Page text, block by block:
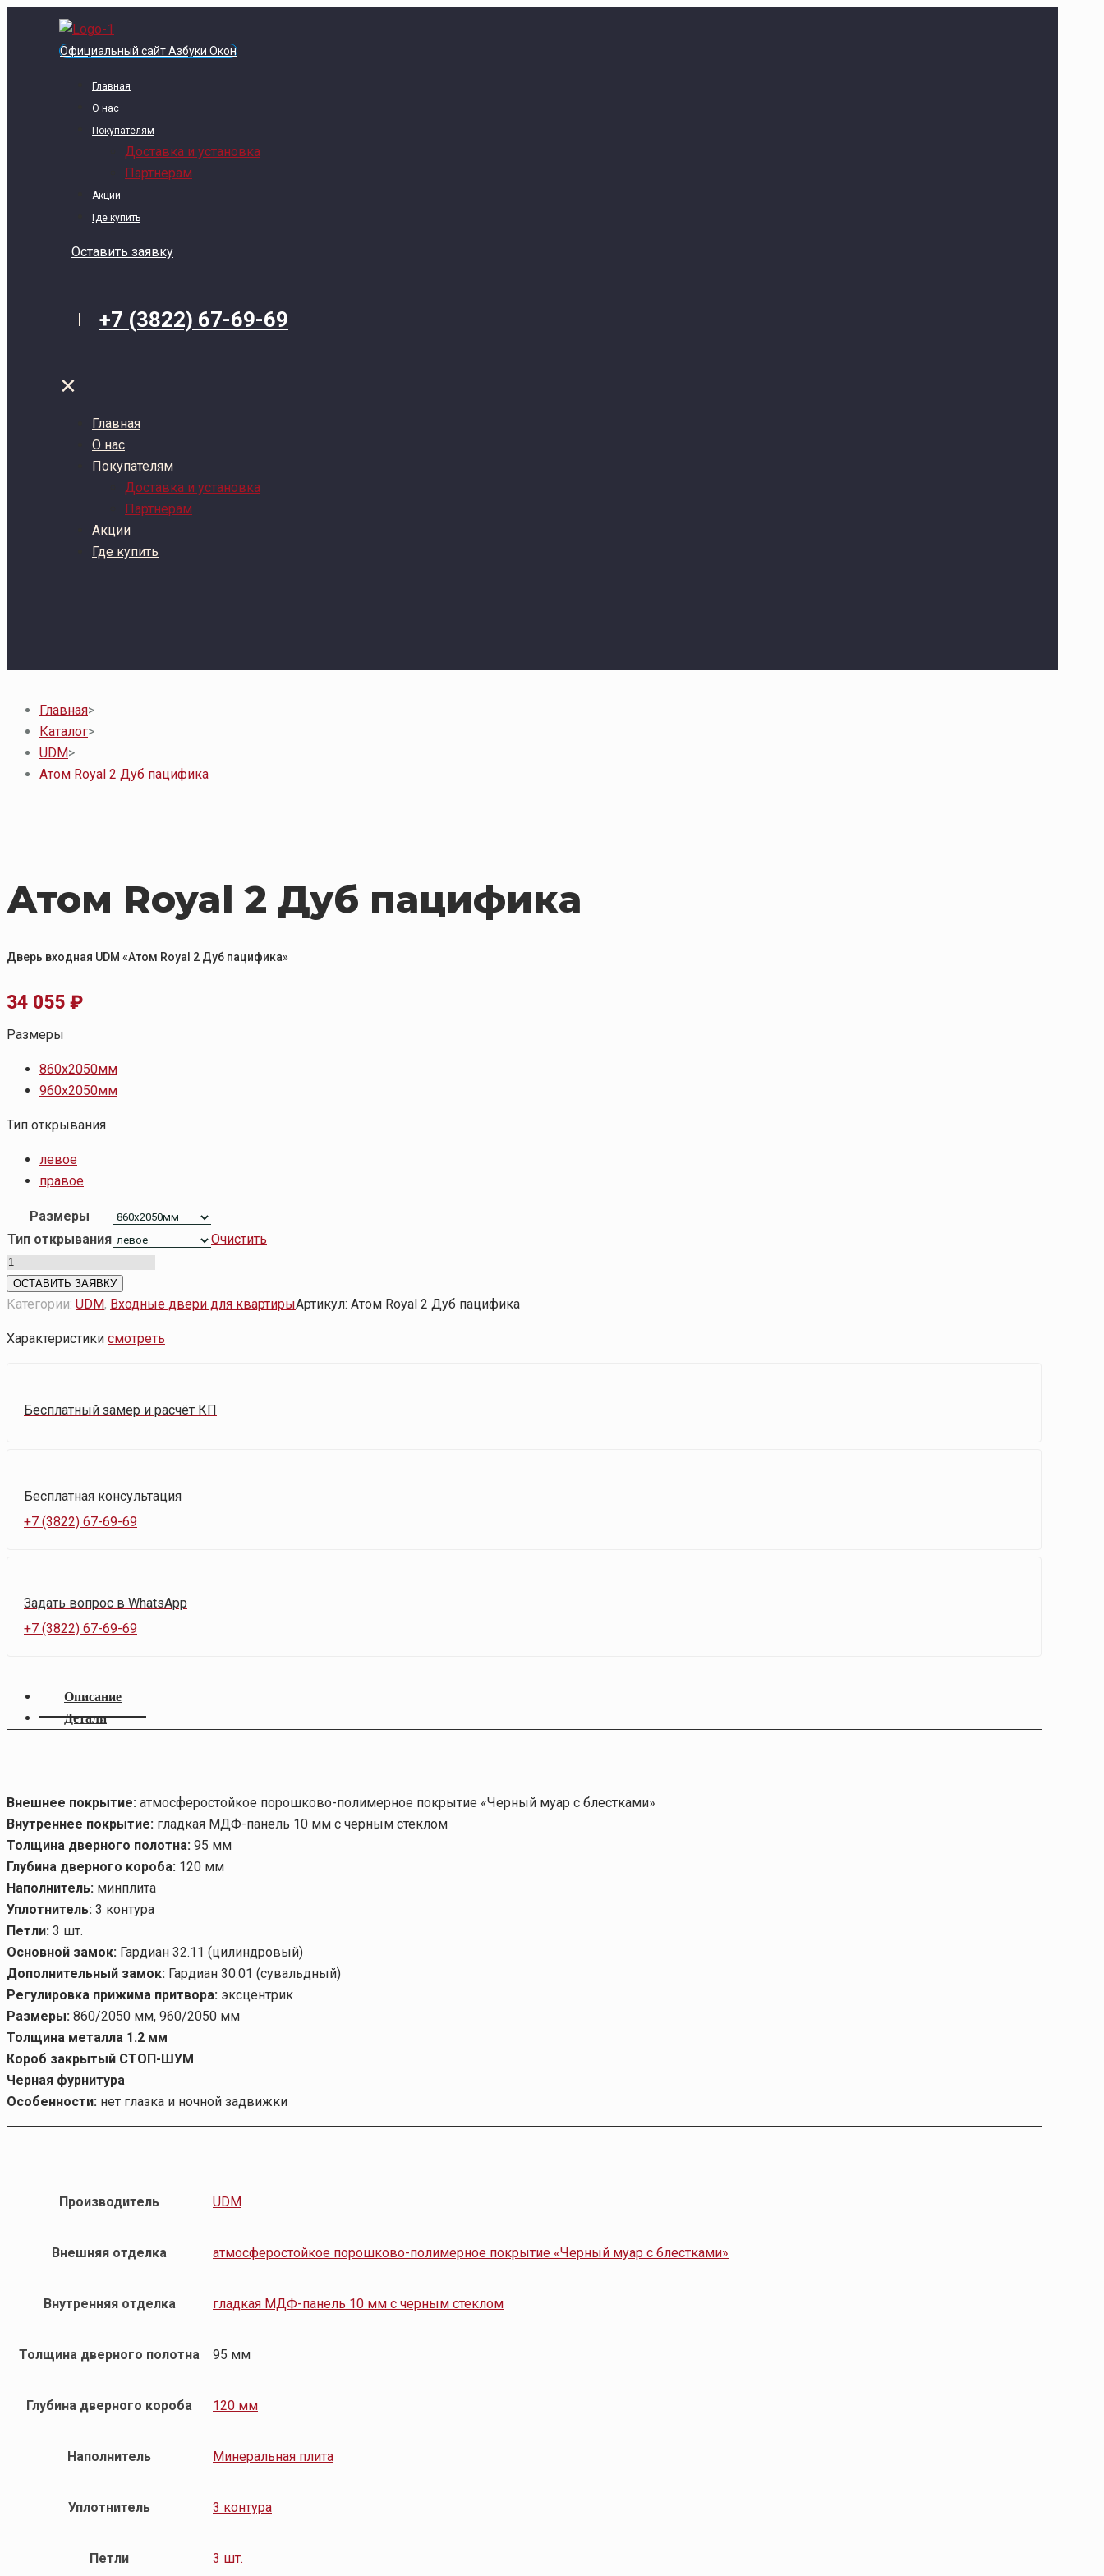
Официальный сайт Азбуки Окон
Главная
О нас
Покупателям
Доставка и установка
Партнерам
Акции
Где купить
Оставить заявку
+7 (3822) 67-69-69
✕
Главная
О нас
Покупателям
Доставка и установка
Партнерам
Акции
Где купить
Главная>
Каталог>
UDM>
Атом Royal 2 Дуб пацифика
Атом Royal 2 Дуб пацифика
Дверь входная UDM «Атом Royal 2 Дуб пацифика»
34 055 ₽
Размеры
860х2050мм
960х2050мм
Тип открывания
левое
правое
Размеры
Тип открывания
Очистить
Количество
товара
Атом
2
ОСТАВИТЬ ЗАЯВКУ
Категории: UDM, Входные двери для квартирыАртикул: Атом Royal 2 Дуб пацифика
Характеристики смотреть
Бесплатный замер и расчёт КП
Бесплатная консультация
+7 (3822) 67-69-69
Задать вопрос в WhatsApp
+7 (3822) 67-69-69
Описание
Детали
Внешнее покрытие: атмосферостойкое порошково-полимерное покрытие «Черный муар с блестками»
Внутреннее покрытие: гладкая МДФ-панель 10 мм с черным стеклом
Толщина дверного полотна: 95 мм
Глубина дверного короба: 120 мм
Наполнитель: минплита
Уплотнитель: 3 контура
Петли: 3 шт.
Основной замок: Гардиан 32.11 (цилиндровый)
Дополнительный замок: Гардиан 30.01 (сувальдный)
Регулировка прижима притвора: эксцентрик
Размеры: 860/2050 мм, 960/2050 мм
Толщина металла 1.2 мм
Короб закрытый СТОП-ШУМ
Черная фурнитура
Особенности: нет глазка и ночной задвижки
Производитель UDM
Внешняя отделка атмосферостойкое порошково-полимерное покрытие «Черный муар с блестками»
Внутренняя отделка гладкая МДФ-панель 10 мм с черным стеклом
Толщина дверного полотна 95 мм
Глубина дверного короба 120 мм
Наполнитель Минеральная плита
Уплотнитель 3 контура
Петли 3 шт.